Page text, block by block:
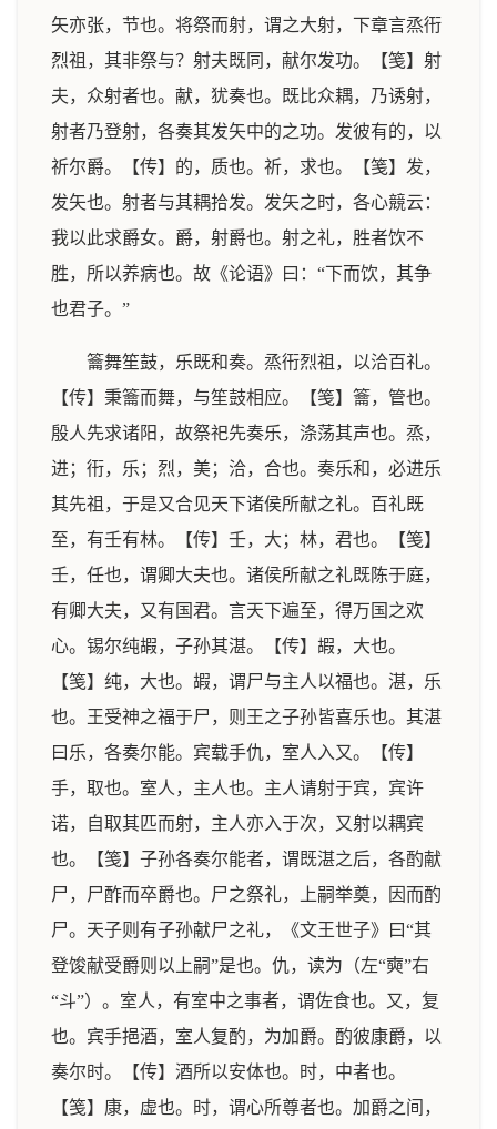
矢亦张，节也。将祭而射，谓之大射，下章言烝衎
烈祖，其非祭与？射夫既同，献尔发功。【笺】射
夫，众射者也。献，犹奏也。既比众耦，乃诱射，
射者乃登射，各奏其发矢中的之功。发彼有的，以
祈尔爵。【传】的，质也。祈，求也。【笺】发，
发矢也。射者与其耦拾发。发矢之时，各心競云：
我以此求爵女。爵，射爵也。射之礼，胜者饮不
胜，所以养病也。故《论语》曰：“下而饮，其争
也君子。”
籥舞笙鼓，乐既和奏。烝衎烈祖，以洽百礼。
【传】秉籥而舞，与笙鼓相应。【笺】籥，管也。
殷人先求诸阳，故祭祀先奏乐，涤荡其声也。烝，
进；衎，乐；烈，美；洽，合也。奏乐和，必进乐
其先祖，于是又合见天下诸侯所献之礼。百礼既
至，有壬有林。【传】壬，大；林，君也。【笺】
壬，任也，谓卿大夫也。诸侯所献之礼既陈于庭，
有卿大夫，又有国君。言天下遍至，得万国之欢
心。锡尔纯嘏，子孙其湛。【传】嘏，大也。
【笺】纯，大也。嘏，谓尸与主人以福也。湛，乐
也。王受神之福于尸，则王之子孙皆喜乐也。其湛
曰乐，各奏尔能。宾载手仇，室人入又。【传】
手，取也。室人，主人也。主人请射于宾，宾许
诺，自取其匹而射，主人亦入于次，又射以耦宾
也。【笺】子孙各奏尔能者，谓既湛之后，各酌献
尸，尸酢而卒爵也。尸之祭礼，上嗣举奠，因而酌
尸。天子则有子孙献尸之礼，《文王世子》曰“其
登馂献受爵则以上嗣”是也。仇，读为（左“奭”右
“斗”）。室人，有室中之事者，谓佐食也。又，复
也。宾手挹酒，室人复酌，为加爵。酌彼康爵，以
奏尔时。【传】酒所以安体也。时，中者也。
【笺】康，虚也。时，谓心所尊者也。加爵之间，